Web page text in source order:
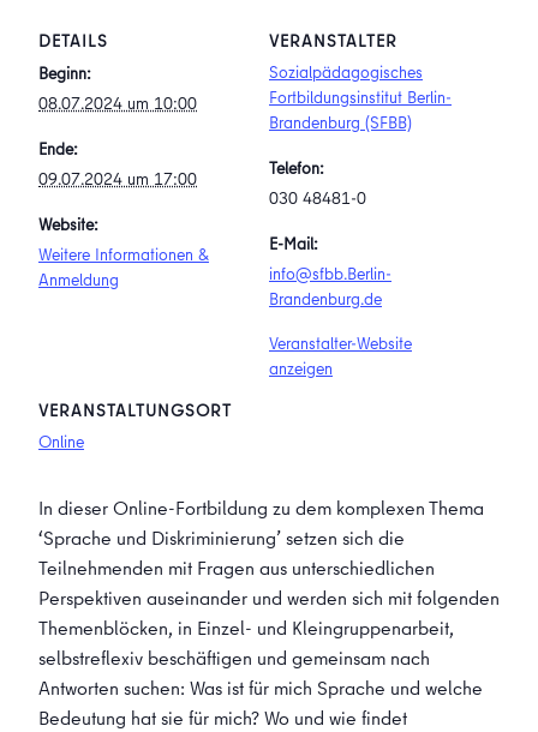
DETAILS
Beginn:
08.07.2024 um 10:00
Ende:
09.07.2024 um 17:00
Website:
Weitere Informationen &
Anmeldung
VERANSTALTUNGSORT
Online
VERANSTALTER
Sozialpädagogisches
Fortbildungsinstitut Berlin-
Brandenburg (SFBB)
Telefon:
030 48481-0
E-Mail:
info@sfbb.Berlin-
Brandenburg.de
Veranstalter-Website
anzeigen
In dieser Online-Fortbildung zu dem komplexen Thema
‘Sprache und Diskriminierung’ setzen sich die
Teilnehmenden mit Fragen aus unterschiedlichen
Perspektiven auseinander und werden sich mit folgenden
Themenblöcken, in Einzel- und Kleingruppenarbeit,
selbstreflexiv beschäftigen und gemeinsam nach
Antworten suchen: Was ist für mich Sprache und welche
Bedeutung hat sie für mich? Wo und wie findet